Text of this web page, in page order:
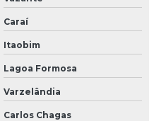
futebol
Caraí
Itaobim
Lagoa Formosa
Varzelândia
Carlos Chagas